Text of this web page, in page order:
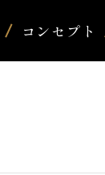
コンセプト